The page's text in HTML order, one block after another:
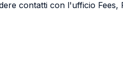
contatti con l'ufficio Fees,